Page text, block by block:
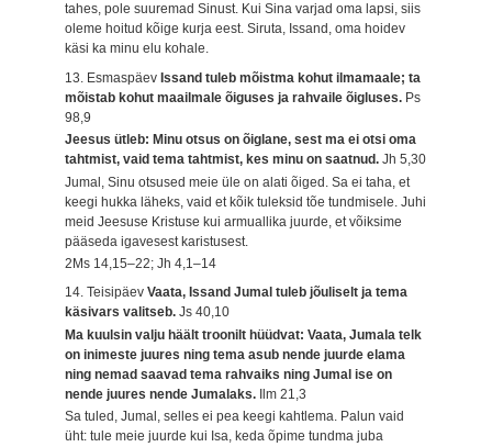
tahes, pole suuremad Sinust. Kui Sina varjad oma lapsi, siis
oleme hoitud kõige kurja eest. Siruta, Issand, oma hoidev
käsi ka minu elu kohale.
13. EsmaspäevIssand tuleb mõistma kohut ilmamaale; ta
mõistab kohut maailmale õiguses ja rahvaile õigluses. Ps
98,9
Jeesus ütleb: Minu otsus on õiglane, sest ma ei otsi oma
tahtmist, vaid tema tahtmist, kes minu on saatnud.Jh 5,30
Jumal, Sinu otsused meie üle on alati õiged. Sa ei taha, et
keegi hukka läheks, vaid et kõik tuleksid tõe tundmisele. Juhi
meid Jeesuse Kristuse kui armuallika juurde, et võiksime
pääseda igavesest karistusest.
2Ms 14,15–22; Jh 4,1–14
14. TeisipäevVaata, Issand Jumal tuleb jõuliselt ja tema
käsivars valitseb.Js 40,10
Ma kuulsin valju häält troonilt hüüdvat: Vaata, Jumala telk
on inimeste juures ning tema asub nende juurde elama
ning nemad saavad tema rahvaiks ning Jumal ise on
nende juures nende Jumalaks. Ilm 21,3
Sa tuled, Jumal, selles ei pea keegi kahtlema. Palun vaid
üht: tule meie juurde kui Isa, keda õpime tundma juba